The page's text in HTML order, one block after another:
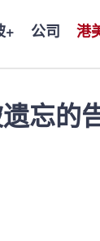
+ 公司 港
忘的